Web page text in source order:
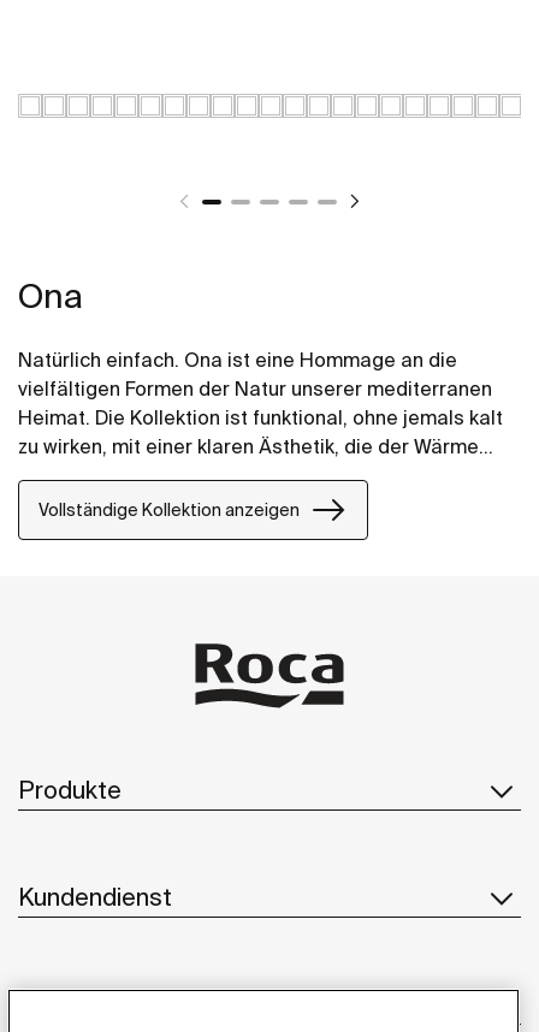
Ona
Natürlich einfach. Ona ist eine Hommage an die
vielfältigen Formen der Natur unserer mediterranen
Heimat. Die Kollektion ist funktional, ohne jemals kalt
zu wirken, mit einer klaren Ästhetik, die der Wärme
ihrer natürlichen Umgebung folgt. Sie ist für all
diejenigen gedacht, die die Kraft ruhiger
Landschaften genießen.
Vollständige Kollektion anzeigen
Produkte
Kundendienst